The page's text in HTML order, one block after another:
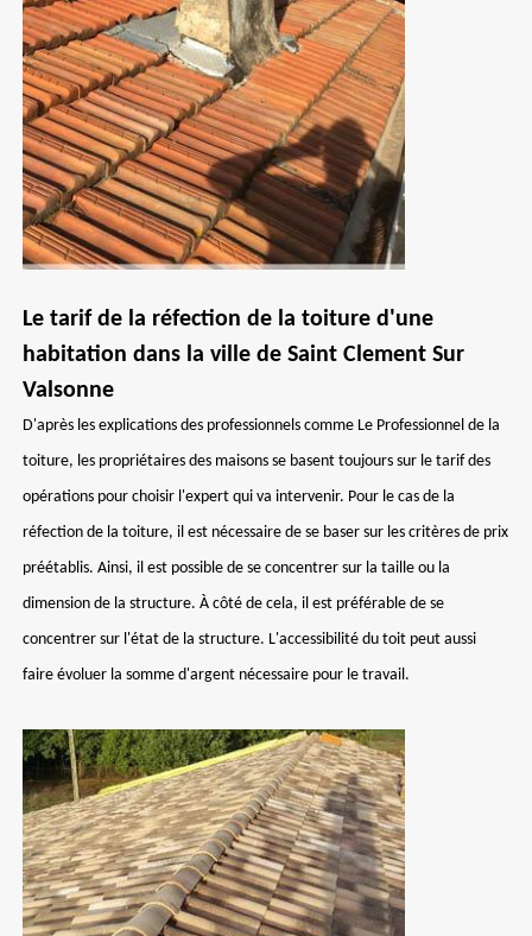
Le tarif de la réfection de la toiture d'une
habitation dans la ville de Saint Clement Sur
Valsonne
D'après les explications des professionnels comme Le Professionnel de la
toiture, les propriétaires des maisons se basent toujours sur le tarif des
opérations pour choisir l'expert qui va intervenir. Pour le cas de la
réfection de la toiture, il est nécessaire de se baser sur les critères de prix
préétablis. Ainsi, il est possible de se concentrer sur la taille ou la
dimension de la structure. À côté de cela, il est préférable de se
concentrer sur l'état de la structure. L'accessibilité du toit peut aussi
faire évoluer la somme d'argent nécessaire pour le travail.